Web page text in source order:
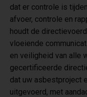
dat er controle is
afvoer, controle en
houdt de
vloeiende
en veiligheid van alle
gecertificeerde
dat uw asbestproject
uitgevoerd, met